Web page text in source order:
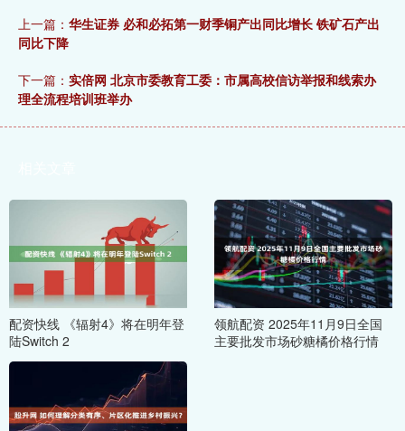
上一篇： 华生证券 必和必拓第一财季铜产出同比增长 铁矿石产出
同比下降
下一篇： 实倍网 北京市委教育工委：市属高校信访举报和线索办
理全流程培训班举办
配资快线 《辐射4》将在明年登
陆Switch 2
领航配资 2025年11月9日全国
主要批发市场砂糖橘价格行情